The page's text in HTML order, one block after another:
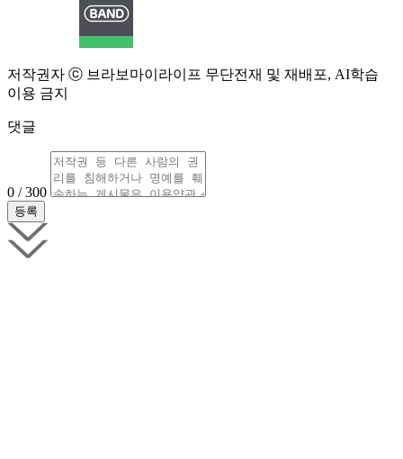
저작권자 ⓒ 브라보마이라이프 무단전재 및 재배포, AI학습
이용 금지
댓글
0 / 300